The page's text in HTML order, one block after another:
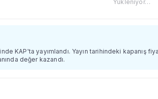
Yükleniyor…
KAP'ta yayımlandı. Yayın tarihindeki kapanış
değer kazandı.